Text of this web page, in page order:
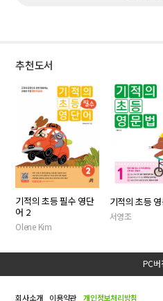
추천도서
기적의 초등 필수 영단
어 2
Olene Kim
기적의 초등
서영조
PC버
회사소개 이용약관 개인정보처리방침